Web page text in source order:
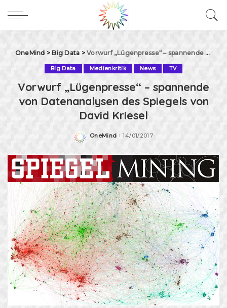
OneMind > Big Data >Vorwurf „Lügenpresse“ – spannende von Datenanalysen des Spiegels von David Kriesel
Big Data Medienkritik News TV
Vorwurf „Lügenpresse“ – spannende
von Datenanalysen des Spiegels von
David Kriesel
Posted
OneMind 14/01/2017